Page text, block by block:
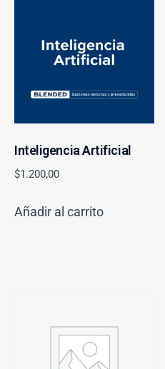
Inteligencia Artificial
$1.200,00
Añadir al carrito